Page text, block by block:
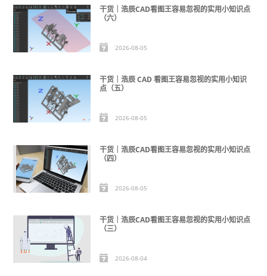
干货｜浩辰CAD看图王容易忽视的实用小知识点
（六）
2026-08-05
干货｜浩辰 CAD 看图王容易忽视的实用小知识
点（五）
2026-08-05
干货｜浩辰CAD看图王容易忽视的实用小知识点
（四）
2026-08-05
干货｜浩辰CAD看图王容易忽视的实用小知识点
（三）
2026-08-04